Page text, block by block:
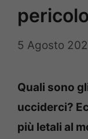
5 Agosto
Quali sono
ucciderci?
più letali al